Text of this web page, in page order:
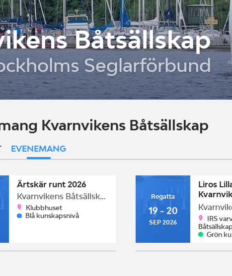
Båtsällskap
Seglarförbund
Kvarnvikens Båtsällskap
EVENEMANG
Ärtskär runt 2026
Kvarnvikens Båtsällskap
Klubbhuset
Blå kunskapsnivå
Regatta
19 - 20
SEP 2026
Liros
2026
IRS
Grön